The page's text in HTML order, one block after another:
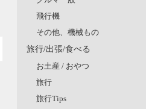
飛行機
その他、機械もの
旅行/出張/食べる
お土産 / おやつ
旅行
旅行Tips